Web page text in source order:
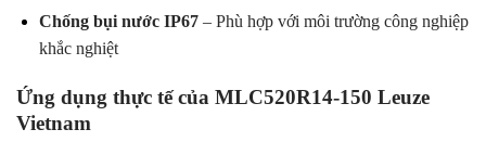
Chống bụi nước IP67– Phù hợp với môi trường công nghiệp
khắc nghiệt
Ứng dụng thực tế của MLC520R14-150 Leuze
Vietnam